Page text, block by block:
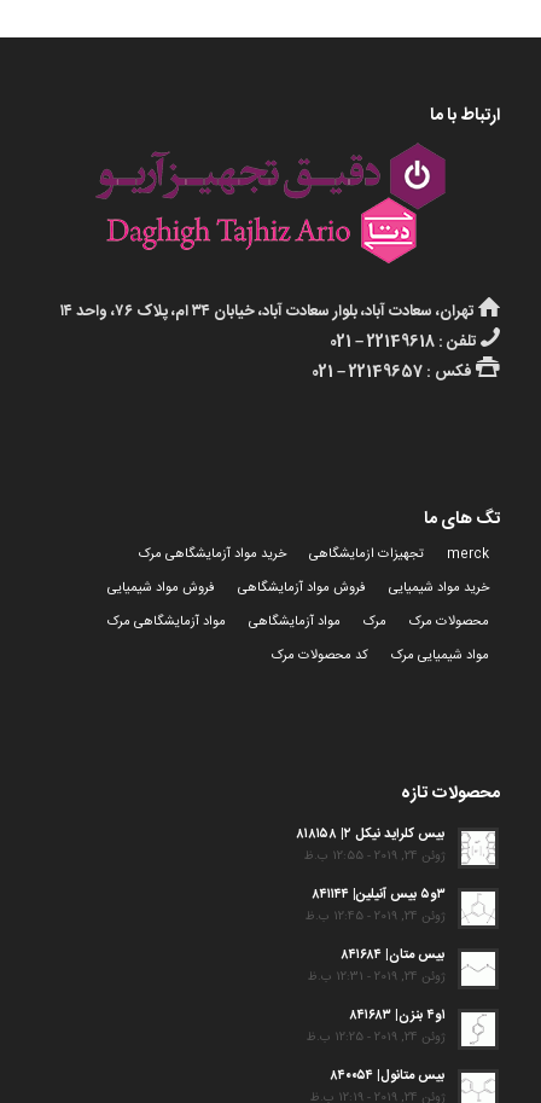
ارتباط با ما
تهران، سعادت آباد، بلوار سعادت آباد، خیابان ۳۴ ام، پلاک ۷۶، واحد ۱۴
تلفن : 22149618 – 021
فکس : 22149657 – 021
تگ های ما
merck تجهیزات ازمایشگاهی
خرید مواد آزمایشگاهی مرک
خرید مواد شیمیایی
فروش مواد آزمایشگاهی
فروش مواد شیمیایی
محصولات مرک
مرک مواد آزمایشگاهی
مواد آزمایشگاهی مرک
مواد شیمیایی مرک
کد محصولات مرک
محصولات تازه
بیس کلراید نیکل ۲| ۸۱۸۱۵۸
ژوئن 24, 2019 - 12:55 ب.ظ
۳و۵ بیس آنیلین| ۸۴۱۱۴۴
ژوئن 24, 2019 - 12:45 ب.ظ
بیس متان| ۸۴۱۶۸۴
ژوئن 24, 2019 - 12:31 ب.ظ
۱و۴ بنزن| ۸۴۱۶۸۳
ژوئن 24, 2019 - 12:25 ب.ظ
بیس متانول| ۸۴۰۰۵۴
ژوئن 24, 2019 - 12:19 ب.ظ